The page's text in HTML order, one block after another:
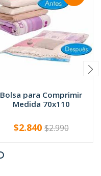
Bolsa para Comprimir
Medida 70x110
+
$2.840$2.990